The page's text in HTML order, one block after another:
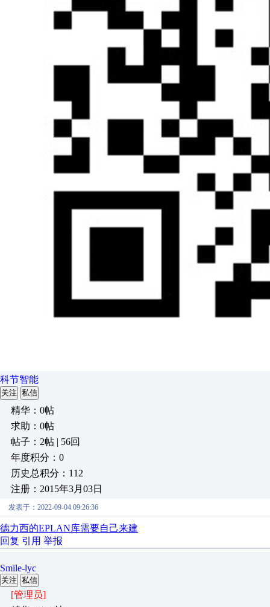
科节智能
关注 私信
精华：0帖
求助：0帖
帖子：2帖 | 56回
年度积分：0
历史总积分：112
注册：2015年3月03日
发表于：2022-09-04 09:26:36
德力西的EPLAN库需要自己来建
回复 引用 举报
Smile-lyc
关注 私信
[管理员]